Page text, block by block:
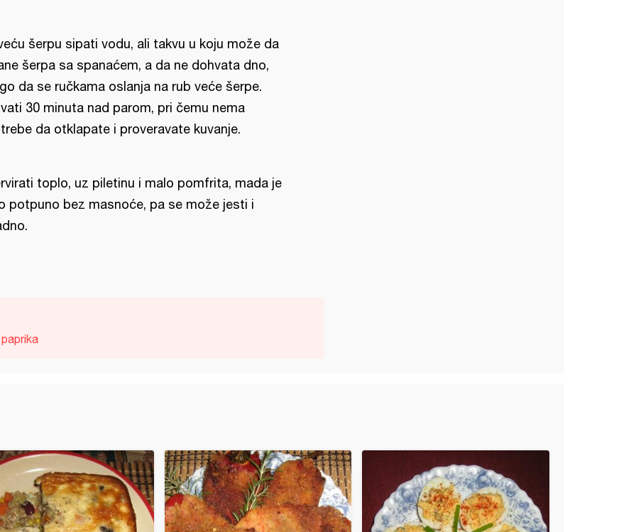
šerpu sipati vodu, ali takvu u koju može da
šerpa sa spanaćem, a da ne dohvata dno,
da se ručkama oslanja na rub veće šerpe.
30 minuta nad parom, pri čemu nema
da otklapate i proveravate kuvanje.
toplo, uz piletinu i malo pomfrita, mada je
potpuno bez masnoće, pa se može jesti i